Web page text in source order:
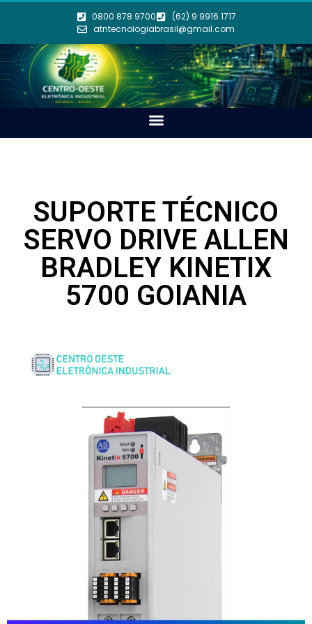
0800 878 9700
(62) 9 9916 1717
atntecnologiabrasil@gmail.com
SUPORTE TÉCNICO
SERVO DRIVE ALLEN
BRADLEY KINETIX
5700 GOIANIA